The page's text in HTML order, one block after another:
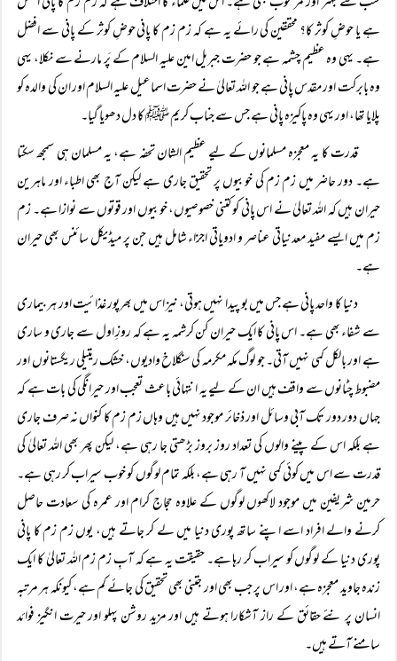
ہے یا حوضِ کوثر کا؟ محققین کی رائے یہ ہے کہ زم زم کا پانی حوضِ کوثر کے پانی سے افضل
ہے۔ یہی وہ عظیم چشمہ ہے جو حضرت جبریل امین علیہ السلام کے پَر مارنے سے نکلا، یہی
وہ بابرکت اور مقدس پانی ہے جو اللہ تعالیٰ نے حضرت اسماعیل علیہ السلام اور ان کی والدہ کو
پلایا تھا، اور یہی وہ پاکیزہ پانی ہے جس سے جناب کریم ﷺ کا دل دھویا گیا۔
قدرت کا یہ معجزہ مسلمانوں کے لیے عظیم الشان تحفہ ہے، یہ مسلمان ہی سمجھ سکتا
ہے۔ دور حاضر میں زم زم کی خوبیوں پر تحقیق جاری ہے لیکن آج بھی اطباء اور ماہرین
حیران ہیں کہ اللہ تعالیٰ نے اس پانی کو کتنی خصوصیوں، خوبیوں اور قوتوں سے نوازا ہے۔ زم
زم میں ایسے مفید معدنیاتی عناصر و ادویاتی اجزاء شامل ہیں جن پر میڈیکل سائنس بھی حیران
ہے۔
دنیا کا واحد پانی ہے جس میں بو پیدا نہیں ہوتی، نیز اس میں بھرپور غذائیت اور ہر بیماری
سے شفاء بھی ہے۔ اس پانی کا ایک حیران کن کرشمہ یہ ہے کہ روزِ اول سے جاری و ساری
ہے اور بالکل کمی نہیں آتی۔ جو لوگ مکہ مکرمہ کی سنگلاخ وادیوں، خشک ریتیلی ریگستانوں اور
مضبوط چٹانوں سے واقف ہیں ان کے لیے یہ انتہائی باعث تعجب اور حیرانگی کی بات ہے کہ
جہاں دور دور تک آبی وسائل اور ذخائر موجود نہیں ہیں وہاں زم زم کا کنواں نہ صرف جاری
ہے بلکہ اس کے پینے والوں کی تعداد روز بروز بڑھتی جا رہی ہے، لیکن پھر بھی اللہ تعالیٰ کی
قدرت سے اس میں کوئی کمی نہیں آ رہی ہے، بلکہ تمام لوگوں کو خوب سیراب کر رہی ہے۔
حرمین شریفین میں موجود لاکھوں لوگوں کے علاوہ حجاج کرام اور عمرہ کی سعادت حاصل
کرنے والے افراد اسے اپنے ساتھ پوری دنیا میں لے کر جاتے ہیں، یوں زم زم کا پانی
پوری دنیا کے لوگوں کو سیراب کر رہا ہے۔ حقیقت یہ ہے کہ آبِ زم زم اللہ تعالیٰ کا ایک
زندہ جاوید معجزہ ہے، اور اس پر جب بھی اور جتنی بھی تحقیق کی جائے کم ہے، کیونکہ ہر مرتبہ
انسان پر نئے حقائق کے راز آشکارا ہوتے ہیں اور مزید روشن پہلو اور حیرت انگیز فوائد
سامنے آتے ہیں۔